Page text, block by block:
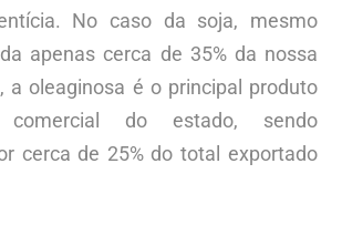
No caso da soja, mesmo
apenas cerca de 35% da nossa
a oleaginosa é o principal produto
do estado, sendo
cerca de 25% do total exportado